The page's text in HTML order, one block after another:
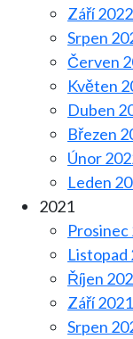
Září 2022
Srpen
Červen
Květen
Duben
Březen
Únor
Leden
2021
Prosinec
Listopad
Říjen
Září 2021
Srpen